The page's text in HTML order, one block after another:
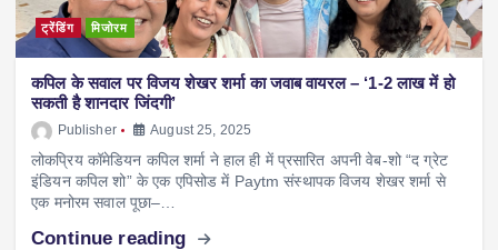
ट्रेंडिंग मिजोरम
कपिल के सवाल पर विजय शेखर शर्मा का जवाब वायरल – ‘1-2 लाख में हो
सकती है शानदार जिंदगी’
Publisher August 25, 2025
लोकप्रिय कॉमेडियन कपिल शर्मा ने हाल ही में प्रसारित अपनी वेब-शो “द ग्रेट
इंडियन कपिल शो” के एक एपिसोड में Paytm संस्थापक विजय शेखर शर्मा से
एक मनोरम सवाल पूछा–…
Continue reading